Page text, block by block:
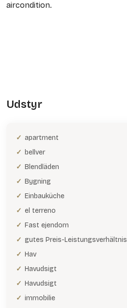
aircondition.
Udstyr
apartment
bellver
Blendläden
Bygning
Einbauküche
el terreno
Fast ejendom
gutes Preis-Leistungsverhältnis
Hav
Havudsigt
Havudsigt
immobilie